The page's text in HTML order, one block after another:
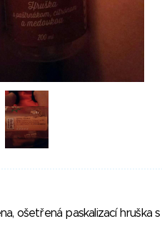
ošetřená paskalizací hruška s